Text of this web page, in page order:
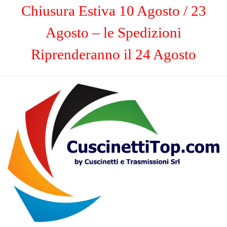
Chiusura Estiva 10 Agosto / 23
Agosto – le Spedizioni
Riprenderanno il 24 Agosto